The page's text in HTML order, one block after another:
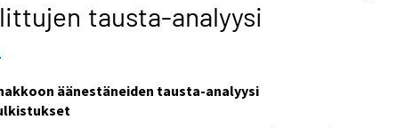
tausta-analyysi
äänestäneiden tausta-analyysi